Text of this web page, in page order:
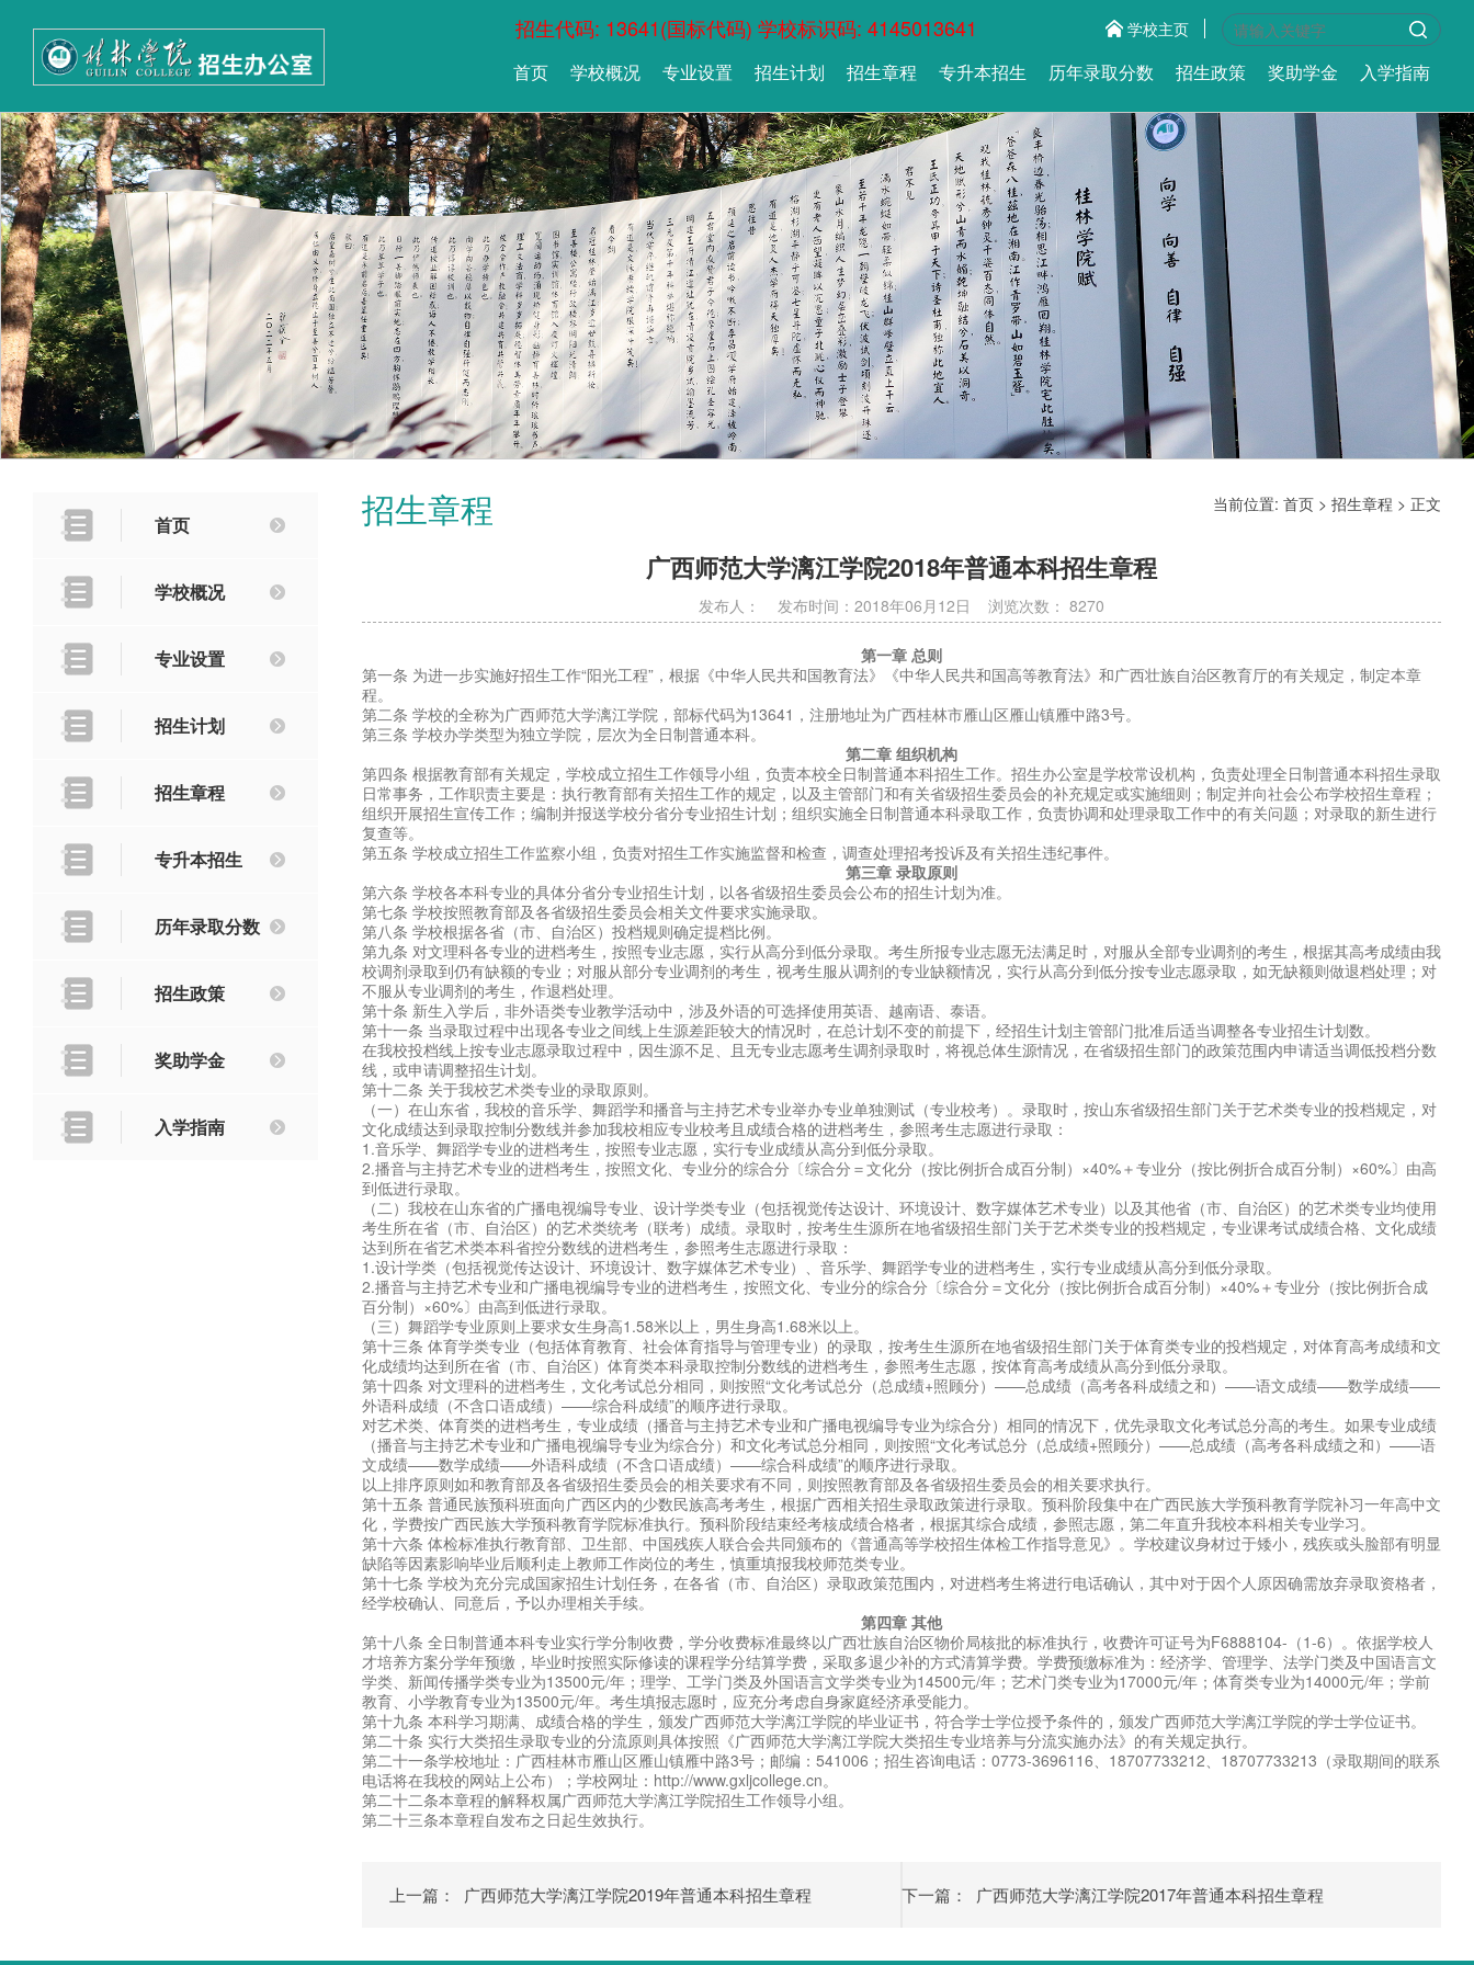
招生代码: 13641(国标代码) 学校标识码: 4145013641 学校主页
首页 学校概况 专业设置 招生计划 招生章程 专升本招生 历年录取分数 招生政策 奖助学金 入学指南
首页
学校概况
专业设置
招生计划
招生章程
专升本招生
历年录取分数
招生政策
奖助学金
入学指南
招生章程 当前位置: 首页 > 招生章程 > 正文
广西师范大学漓江学院2018年普通本科招生章程
发布人： 发布时间：2018年06月12日 浏览次数： 8270
第一章 总则
第一条 为进一步实施好招生工作“阳光工程”，根据《中华人民共和国教育法》《中华人民共和国高等教育法》和广西壮族自治区教育厅的有关规定，制定本章
程。
第二条 学校的全称为广西师范大学漓江学院，部标代码为13641，注册地址为广西桂林市雁山区雁山镇雁中路3号。
第三条 学校办学类型为独立学院，层次为全日制普通本科。
第二章 组织机构
第四条 根据教育部有关规定，学校成立招生工作领导小组，负责本校全日制普通本科招生工作。招生办公室是学校常设机构，负责处理全日制普通本科招生录取
日常事务，工作职责主要是：执行教育部有关招生工作的规定，以及主管部门和有关省级招生委员会的补充规定或实施细则；制定并向社会公布学校招生章程；
组织开展招生宣传工作；编制并报送学校分省分专业招生计划；组织实施全日制普通本科录取工作，负责协调和处理录取工作中的有关问题；对录取的新生进行
复查等。
第五条 学校成立招生工作监察小组，负责对招生工作实施监督和检查，调查处理招考投诉及有关招生违纪事件。
第三章 录取原则
第六条 学校各本科专业的具体分省分专业招生计划，以各省级招生委员会公布的招生计划为准。
第七条 学校按照教育部及各省级招生委员会相关文件要求实施录取。
第八条 学校根据各省（市、自治区）投档规则确定提档比例。
第九条 对文理科各专业的进档考生，按照专业志愿，实行从高分到低分录取。考生所报专业志愿无法满足时，对服从全部专业调剂的考生，根据其高考成绩由我
校调剂录取到仍有缺额的专业；对服从部分专业调剂的考生，视考生服从调剂的专业缺额情况，实行从高分到低分按专业志愿录取，如无缺额则做退档处理；对
不服从专业调剂的考生，作退档处理。
第十条 新生入学后，非外语类专业教学活动中，涉及外语的可选择使用英语、越南语、泰语。
第十一条 当录取过程中出现各专业之间线上生源差距较大的情况时，在总计划不变的前提下，经招生计划主管部门批准后适当调整各专业招生计划数。
在我校投档线上按专业志愿录取过程中，因生源不足、且无专业志愿考生调剂录取时，将视总体生源情况，在省级招生部门的政策范围内申请适当调低投档分数
线，或申请调整招生计划。
第十二条 关于我校艺术类专业的录取原则。
（一）在山东省，我校的音乐学、舞蹈学和播音与主持艺术专业举办专业单独测试（专业校考）。录取时，按山东省级招生部门关于艺术类专业的投档规定，对
文化成绩达到录取控制分数线并参加我校相应专业校考且成绩合格的进档考生，参照考生志愿进行录取：
1.音乐学、舞蹈学专业的进档考生，按照专业志愿，实行专业成绩从高分到低分录取。
2.播音与主持艺术专业的进档考生，按照文化、专业分的综合分〔综合分＝文化分（按比例折合成百分制）×40%＋专业分（按比例折合成百分制）×60%〕由高
到低进行录取。
（二）我校在山东省的广播电视编导专业、设计学类专业（包括视觉传达设计、环境设计、数字媒体艺术专业）以及其他省（市、自治区）的艺术类专业均使用
考生所在省（市、自治区）的艺术类统考（联考）成绩。录取时，按考生生源所在地省级招生部门关于艺术类专业的投档规定，专业课考试成绩合格、文化成绩
达到所在省艺术类本科省控分数线的进档考生，参照考生志愿进行录取：
1.设计学类（包括视觉传达设计、环境设计、数字媒体艺术专业）、音乐学、舞蹈学专业的进档考生，实行专业成绩从高分到低分录取。
2.播音与主持艺术专业和广播电视编导专业的进档考生，按照文化、专业分的综合分〔综合分＝文化分（按比例折合成百分制）×40%＋专业分（按比例折合成
百分制）×60%〕由高到低进行录取。
（三）舞蹈学专业原则上要求女生身高1.58米以上，男生身高1.68米以上。
第十三条 体育学类专业（包括体育教育、社会体育指导与管理专业）的录取，按考生生源所在地省级招生部门关于体育类专业的投档规定，对体育高考成绩和文
化成绩均达到所在省（市、自治区）体育类本科录取控制分数线的进档考生，参照考生志愿，按体育高考成绩从高分到低分录取。
第十四条 对文理科的进档考生，文化考试总分相同，则按照“文化考试总分（总成绩+照顾分）——总成绩（高考各科成绩之和）——语文成绩——数学成绩——
外语科成绩（不含口语成绩）——综合科成绩”的顺序进行录取。
对艺术类、体育类的进档考生，专业成绩（播音与主持艺术专业和广播电视编导专业为综合分）相同的情况下，优先录取文化考试总分高的考生。如果专业成绩
（播音与主持艺术专业和广播电视编导专业为综合分）和文化考试总分相同，则按照“文化考试总分（总成绩+照顾分）——总成绩（高考各科成绩之和）——语
文成绩——数学成绩——外语科成绩（不含口语成绩）——综合科成绩”的顺序进行录取。
以上排序原则如和教育部及各省级招生委员会的相关要求有不同，则按照教育部及各省级招生委员会的相关要求执行。
第十五条 普通民族预科班面向广西区内的少数民族高考考生，根据广西相关招生录取政策进行录取。预科阶段集中在广西民族大学预科教育学院补习一年高中文
化，学费按广西民族大学预科教育学院标准执行。预科阶段结束经考核成绩合格者，根据其综合成绩，参照志愿，第二年直升我校本科相关专业学习。
第十六条 体检标准执行教育部、卫生部、中国残疾人联合会共同颁布的《普通高等学校招生体检工作指导意见》。学校建议身材过于矮小，残疾或头脸部有明显
缺陷等因素影响毕业后顺利走上教师工作岗位的考生，慎重填报我校师范类专业。
第十七条 学校为充分完成国家招生计划任务，在各省（市、自治区）录取政策范围内，对进档考生将进行电话确认，其中对于因个人原因确需放弃录取资格者，
经学校确认、同意后，予以办理相关手续。
第四章 其他
第十八条 全日制普通本科专业实行学分制收费，学分收费标准最终以广西壮族自治区物价局核批的标准执行，收费许可证号为F6888104-（1-6）。依据学校人
才培养方案分学年预缴，毕业时按照实际修读的课程学分结算学费，采取多退少补的方式清算学费。学费预缴标准为：经济学、管理学、法学门类及中国语言文
学类、新闻传播学类专业为13500元/年；理学、工学门类及外国语言文学类专业为14500元/年；艺术门类专业为17000元/年；体育类专业为14000元/年；学前
教育、小学教育专业为13500元/年。考生填报志愿时，应充分考虑自身家庭经济承受能力。
第十九条 本科学习期满、成绩合格的学生，颁发广西师范大学漓江学院的毕业证书，符合学士学位授予条件的，颁发广西师范大学漓江学院的学士学位证书。
第二十条 实行大类招生录取专业的分流原则具体按照《广西师范大学漓江学院大类招生专业培养与分流实施办法》的有关规定执行。
第二十一条学校地址：广西桂林市雁山区雁山镇雁中路3号；邮编：541006；招生咨询电话：0773-3696116、18707733212、18707733213（录取期间的联系
电话将在我校的网站上公布）；学校网址：http://www.gxljcollege.cn。
第二十二条本章程的解释权属广西师范大学漓江学院招生工作领导小组。
第二十三条本章程自发布之日起生效执行。
上一篇： 广西师范大学漓江学院2019年普通本科招生章程 下一篇： 广西师范大学漓江学院2017年普通本科招生章程